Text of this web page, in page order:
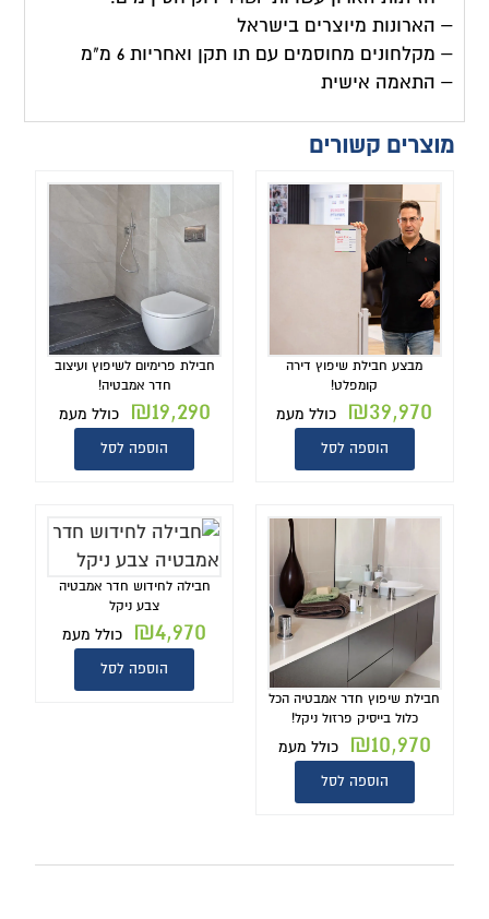
– הארונות מיוצרים בישראל
– מקלחונים מחוסמים עם תו תקן ואחריות 6 מ"מ
– התאמה אישית
מוצרים קשורים
מבצע חבילת שיפוץ דירה
קומפלט!
₪39,970 כולל מעמ
הוספה לסל
חבילת פרימיום לשיפוץ ועיצוב
חדר אמבטיה!
₪19,290 כולל מעמ
הוספה לסל
חבילת שיפוץ חדר אמבטיה הכל
כלול בייסיק פרזול ניקל!
₪10,970 כולל מעמ
הוספה לסל
חבילה לחידוש חדר אמבטיה
צבע ניקל
₪4,970 כולל מעמ
הוספה לסל